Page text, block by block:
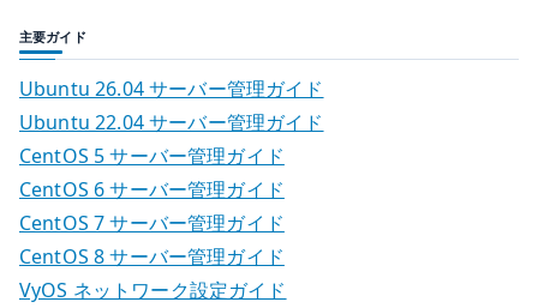
主要ガイド
Ubuntu 26.04 サーバー管理ガイド
Ubuntu 22.04 サーバー管理ガイド
CentOS 5 サーバー管理ガイド
CentOS 6 サーバー管理ガイド
CentOS 7 サーバー管理ガイド
CentOS 8 サーバー管理ガイド
VyOS ネットワーク設定ガイド